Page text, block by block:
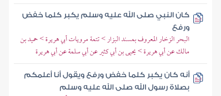
كان النبي صلى الله عليه وسلم يكبر كلما خفض
ورفع
البحر الزخار المعروف بمسند البزار > تتمة مرويات أبي هريرة > حميد بن
مالك عن أبي هريرة > يحيى بن أبي كثير عن أبي سلمة عن أبي هريرة
أنه كان يكبر كلما خفض ورفع ويقول أنا أعلمكم
بصلاة رسول الله صلى الله عليه وسلم